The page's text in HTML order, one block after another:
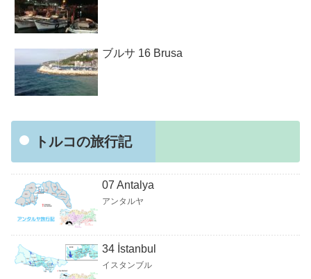
ブルサ 16 Brusa
トルコの旅行記
07 Antalya
アンタルヤ
34 İstanbul
イスタンブル